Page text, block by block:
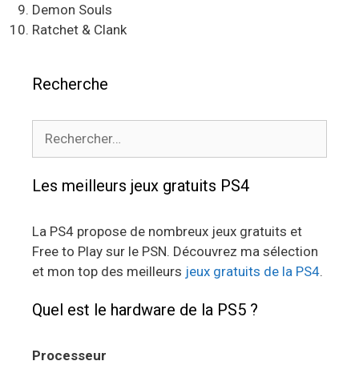
Demon Souls
Ratchet & Clank
Recherche
Les meilleurs jeux gratuits PS4
La PS4 propose de nombreux jeux gratuits et
Free to Play sur le PSN. Découvrez ma sélection
et mon top des meilleurs jeux gratuits de la PS4.
Quel est le hardware de la PS5 ?
Processeur